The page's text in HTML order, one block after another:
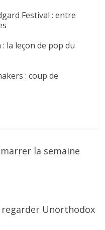
Festival : entre
: la leçon de pop du
: coup de
la semaine
Unorthodox